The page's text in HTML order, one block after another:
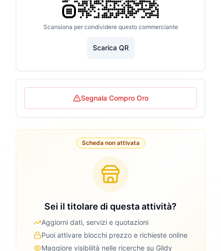
Scansiona per condividere questo commerciante
Scarica QR
Segnala Compro Oro
Scheda non attivata
Sei il titolare di questa attività?
Aggiorni dati, servizi e quotazioni
Puoi attivare blocchi prezzo e richieste online
Maggiore visibilità nelle ricerche su Gildy